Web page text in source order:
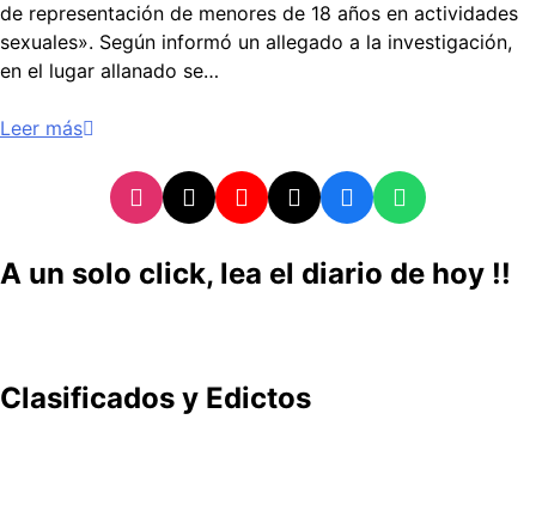
de representación de menores de 18 años en actividades
sexuales». Según informó un allegado a la investigación,
en el lugar allanado se…
Leer más
A un solo click, lea el diario de hoy !!
Clasificados y Edictos